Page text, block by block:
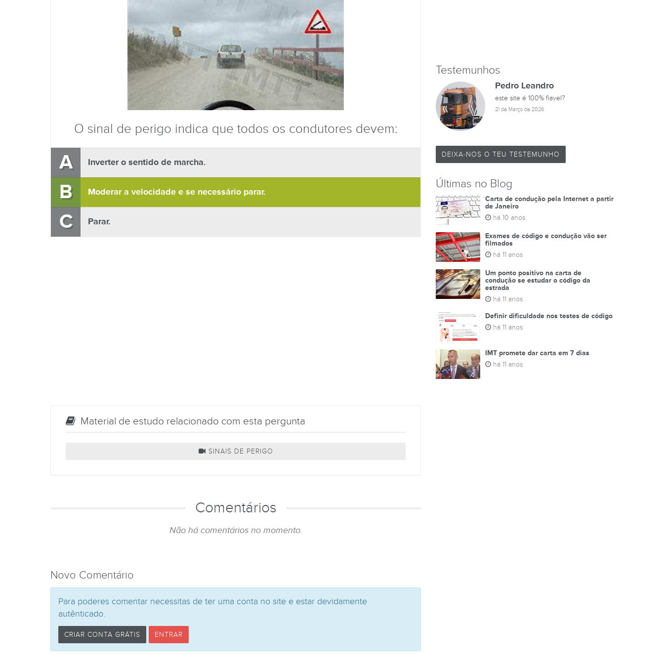
O sinal de perigo indica que todos os condutores devem:
A Inverter o sentido de marcha.
B Moderar a velocidade e se necessário parar.
C Parar.
Material de estudo relacionado com esta pergunta
SINAIS DE PERIGO
Comentários
Não há comentários no momento.
Novo Comentário
Para poderes comentar necessitas de ter uma conta no site e estar devidamente
autênticado.
CRIAR CONTA GRÁTIS ENTRAR
Testemunhos
Pedro Leandro
este site é 100% fiavel?
21 de Março de 2026
DEIXA-NOS O TEU TESTEMUNHO
Últimas no Blog
Carta de condução pela Internet a partir
de Janeiro
há 10 anos
Exames de código e condução vão ser
filmados
há 11 anos
Um ponto positivo na carta de
condução se estudar o código da
estrada
há 11 anos
Definir dificuldade nos testes de código
há 11 anos
IMT promete dar carta em 7 dias
há 11 anos